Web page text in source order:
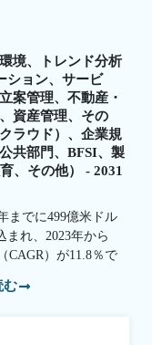
境、トレンド分析
ション、サービ
案管理、不動産・
資産管理、その
ラウド）、企業規
共部門、BFSI、製
、その他） - 2031
までに499億米ドル
まれ、2023年から
CAGR）が11.8％で
む